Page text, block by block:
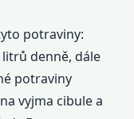
potraviny:
denně, dále
potraviny
vyjma cibule a